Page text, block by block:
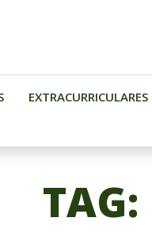
EXTRACURRICULARES
TAG: